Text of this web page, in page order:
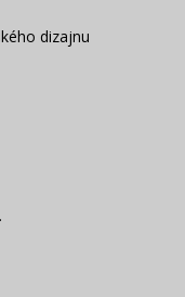
dizajnu